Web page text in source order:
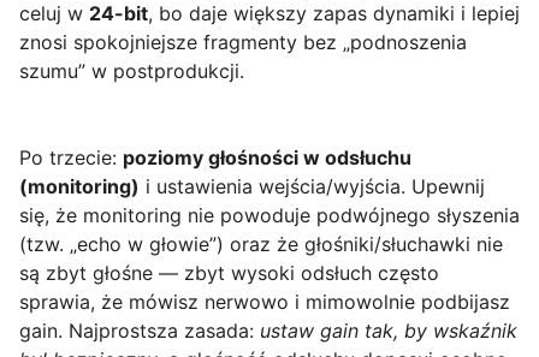
celuj w 24-bit, bo daje większy zapas dynamiki i lepiej
znosi spokojniejsze fragmenty bez „podnoszenia
szumu” w postprodukcji.
Po trzecie: poziomy głośności w odsłuchu
(monitoring) i ustawienia wejścia/wyjścia. Upewnij
się, że monitoring nie powoduje podwójnego słyszenia
(tzw. „echo w głowie”) oraz że głośniki/słuchawki nie
są zbyt głośne — zbyt wysoki odsłuch często
sprawia, że mówisz nerwowo i mimowolnie podbijasz
gain. Najprostsza zasada: ustaw gain tak, by wskaźnik